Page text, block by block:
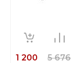
1 200 5 676